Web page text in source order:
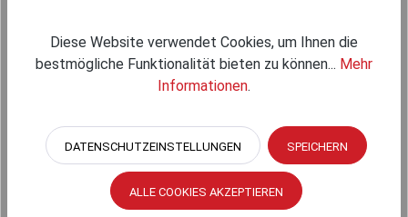
RAM MOUNTS DOPPEL-ROHR-KLEMME - C-
KUGEL (1,5 ZOLL), DURCHMESSER 25,4-31,8
MM
Diese Website verwendet Cookies, um Ihnen die
bestmögliche Funktionalität bieten zu können... Mehr
Informationen.
DATENSCHUTZEINSTELLUNGEN SPEICHERN
ALLE COOKIES AKZEPTIEREN